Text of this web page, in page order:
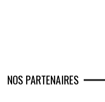
NOS PARTENAIRES